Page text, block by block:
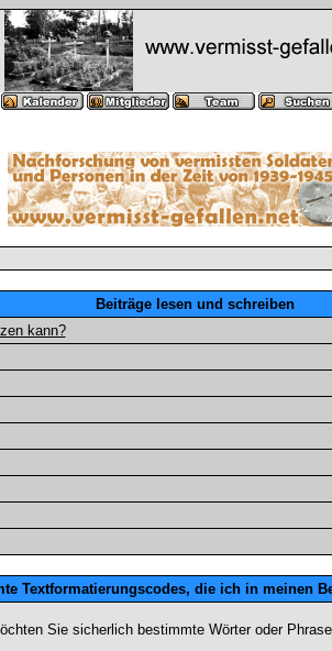
Beiträge lesen und schreiben
kann?
Textformatierungscodes, die ich in meinen
Sie sicherlich bestimmte Wörter oder